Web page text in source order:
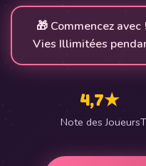
🎁 Commencez
Vies Illimitées
4,7★
Note des Joueurs